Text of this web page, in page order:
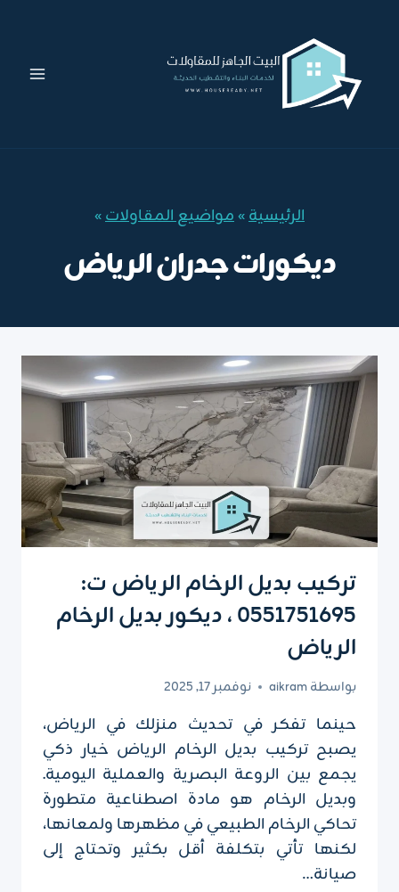
المحتوى
الرئيسية»مواضيع المقاولات»
ديكورات جدران الرياض
تركيب بديل الرخام الرياض ت:
0551751695 ، ديكور بديل الرخام
الرياض
بواسطةaikram نوفمبر 17, 2025
حينما تفكر في تحديث منزلك في الرياض،
يصبح تركيب بديل الرخام الرياض خيار ذكي
يجمع بين الروعة البصرية والعملية اليومية.
وبديل الرخام هو مادة اصطناعية متطورة
تحاكي الرخام الطبيعي في مظهرها ولمعانها،
لكنها تأتي بتكلفة أقل بكثير وتحتاج إلى
صيانة…